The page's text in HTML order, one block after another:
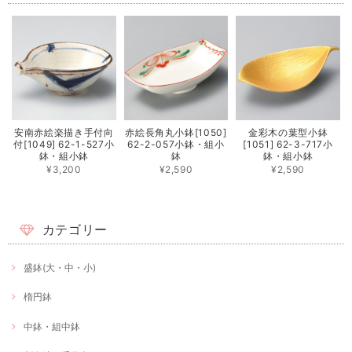
安南赤絵楽描き手付向
付[1049] 62-1-527小
鉢・組小鉢
¥3,200
赤絵長角丸小鉢[1050]
62-2-057小鉢・組小
鉢
¥2,590
金彩木の葉型小鉢
[1051] 62-3-717小
鉢・組小鉢
¥2,590
カテゴリー
盛鉢(大・中・小)
楕円鉢
中鉢・組中鉢